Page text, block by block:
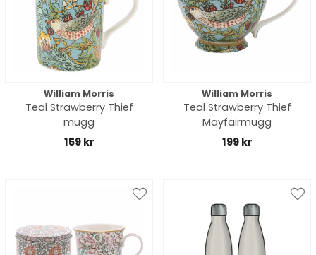
William Morris
Teal Strawberry Thief
mugg
159 kr
William Morris
Teal Strawberry Thief
Mayfairmugg
199 kr